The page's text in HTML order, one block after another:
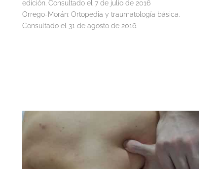
edición. Consultado el 7 de julio de 2016
Orrego-Morán: Ortopedia y traumatología básica.
Consultado el 31 de agosto de 2016.